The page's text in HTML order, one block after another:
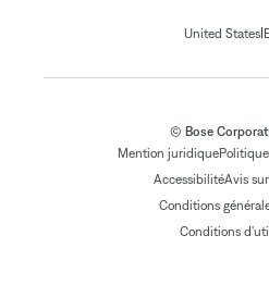
United States|
© Bose
Mention juridique
AccessibilitéAvis
Conditions
Conditions